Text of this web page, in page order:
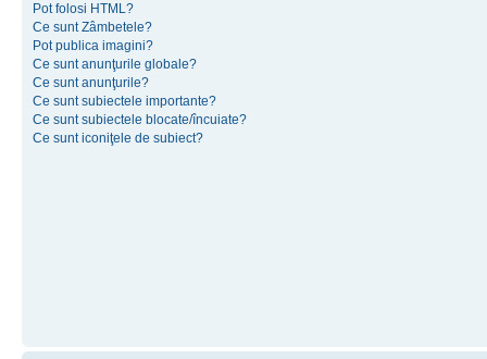
Pot folosi HTML?
Ce sunt Zâmbetele?
Pot publica imagini?
Ce sunt anunţurile globale?
Ce sunt anunţurile?
Ce sunt subiectele importante?
Ce sunt subiectele blocate/încuiate?
Ce sunt iconiţele de subiect?